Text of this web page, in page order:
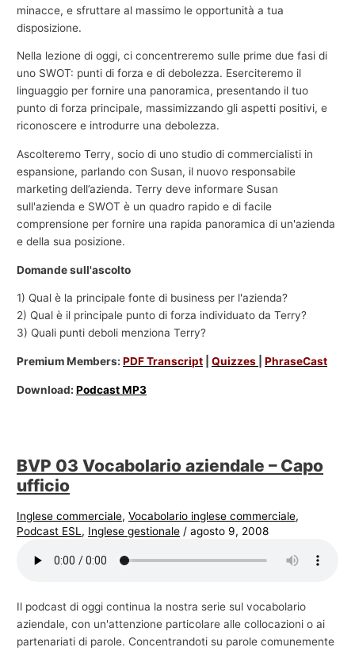
minacce, e sfruttare al massimo le opportunità a tua
disposizione.
Nella lezione di oggi, ci concentreremo sulle prime due fasi di
uno SWOT: punti di forza e di debolezza. Eserciteremo il
linguaggio per fornire una panoramica, presentando il tuo
punto di forza principale, massimizzando gli aspetti positivi, e
riconoscere e introdurre una debolezza.
Ascolteremo Terry, socio di uno studio di commercialisti in
espansione, parlando con Susan, il nuovo responsabile
marketing dell’azienda. Terry deve informare Susan
sull'azienda e SWOT è un quadro rapido e di facile
comprensione per fornire una rapida panoramica di un'azienda
e della sua posizione.
Domande sull'ascolto
1) Qual è la principale fonte di business per l'azienda?
2) Qual è il principale punto di forza individuato da Terry?
3) Quali punti deboli menziona Terry?
Premium Members:PDF Transcript |Quizzes |PhraseCast
Download:Podcast MP3
BVP 03 Vocabolario aziendale – Capo
ufficio
Inglese commerciale,Vocabolario inglese commerciale,
Podcast ESL, Inglese gestionale /agosto 9, 2008
Il podcast di oggi continua la nostra serie sul vocabolario
aziendale, con un'attenzione particolare alle collocazioni o ai
partenariati di parole. Concentrandoti su parole comunemente